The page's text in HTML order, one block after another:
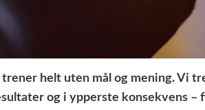
helt uten mål og mening. Vi
og i ypperste konsekvens